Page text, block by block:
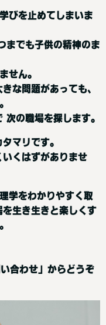
びを止めてしまいま
までも子供の精神のま
せん。
な問題があっても、
の職場を探します。
マリです。
くはずがありませ
学をわかりやすく取
生き生きと楽しくす
合わせ」からどうぞ